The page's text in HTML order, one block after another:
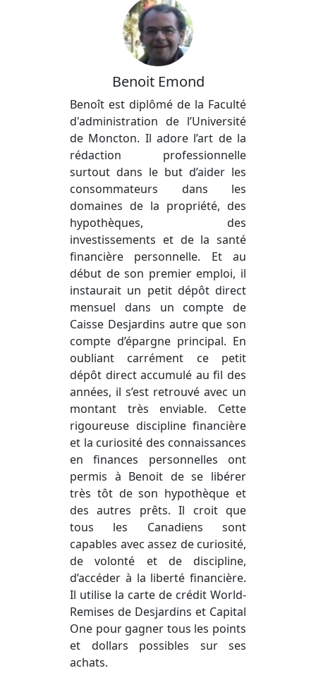
Benoit Emond
Benoît est diplômé de la Faculté
d'administration de l’Université
de Moncton. Il adore l’art de la
rédaction professionnelle
surtout dans le but d’aider les
consommateurs dans les
domaines de la propriété, des
hypothèques, des
investissements et de la santé
financière personnelle. Et au
début de son premier emploi, il
instaurait un petit dépôt direct
mensuel dans un compte de
Caisse Desjardins autre que son
compte d’épargne principal. En
oubliant carrément ce petit
dépôt direct accumulé au fil des
années, il s’est retrouvé avec un
montant très enviable. Cette
rigoureuse discipline financière
et la curiosité des connaissances
en finances personnelles ont
permis à Benoit de se libérer
très tôt de son hypothèque et
des autres prêts. Il croit que
tous les Canadiens sont
capables avec assez de curiosité,
de volonté et de discipline,
d’accéder à la liberté financière.
Il utilise la carte de crédit World-
Remises de Desjardins et Capital
One pour gagner tous les points
et dollars possibles sur ses
achats.